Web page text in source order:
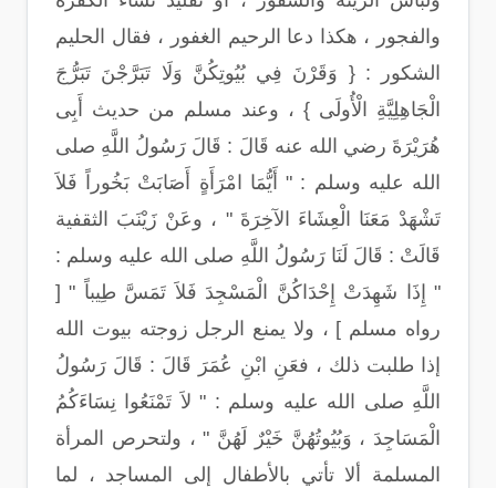
والفجور ، هكذا دعا الرحيم الغفور ، فقال الحليم
الشكور : { وَقَرْنَ فِي بُيُوتِكُنَّ وَلَا تَبَرَّجْنَ تَبَرُّجَ
الْجَاهِلِيَّةِ الْأُولَى } ، وعند مسلم من حديث أَبِى
هُرَيْرَةَ رضي الله عنه قَالَ : قَالَ رَسُولُ اللَّهِ صلى
الله عليه وسلم : " أَيُّمَا امْرَأَةٍ أَصَابَتْ بَخُوراً فَلاَ
تَشْهَدْ مَعَنَا الْعِشَاءَ الآخِرَةَ " ، وعَنْ زَيْنَبَ الثقفية
قَالَتْ : قَالَ لَنَا رَسُولُ اللَّهِ صلى الله عليه وسلم :
" إِذَا شَهِدَتْ إِحْدَاكُنَّ الْمَسْجِدَ فَلاَ تَمَسَّ طِيباً " [
رواه مسلم ] ، ولا يمنع الرجل زوجته بيوت الله
إذا طلبت ذلك ، فعَنِ ابْنِ عُمَرَ قَالَ : قَالَ رَسُولُ
اللَّهِ صلى الله عليه وسلم : " لاَ تَمْنَعُوا نِسَاءَكُمُ
الْمَسَاجِدَ ، وَبُيُوتُهُنَّ خَيْرٌ لَهُنَّ " ، ولتحرص المرأة
المسلمة ألا تأتي بالأطفال إلى المساجد ، لما